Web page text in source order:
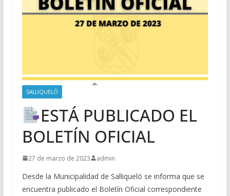
SALLIQUELÓ
ESTÁ PUBLICADO EL
BOLETÍN OFICIAL
27 de marzo de 2023 admin
Desde la Municipalidad de Salliqueló se informa que se
encuentra publicado el Boletín Oficial correspondiente